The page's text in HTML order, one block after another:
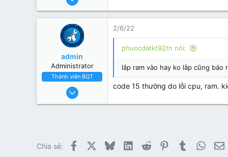
4
admin
Administrator
Thành viên BQT
2/6/22
phuocdatkt92tn nói:
lắp ram vào hay ko lắp cũng
code 15 thường do lỗi cpu, ram.
Chia sẻ: Facebook BlueskyLinkedIn
Reddit PinterestTumblr